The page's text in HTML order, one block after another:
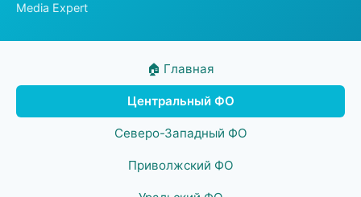
Media Expert
🏠 Главная
Центральный ФО
Северо-Западный ФО
Приволжский ФО